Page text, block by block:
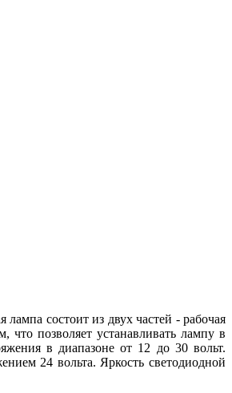
состоит из двух частей - рабочая
что позволяет устанавливать лампу в
в диапазоне от 12 до 30 вольт.
24 вольта. Яркость светодиодной